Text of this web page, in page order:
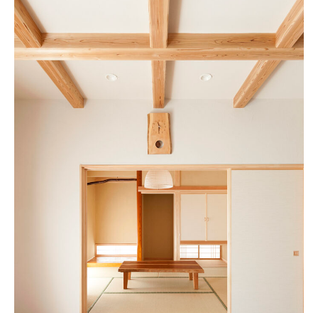
ムービー
リノベーション
ペレットストーブ
ニュース
お問い合わせ・資料請求